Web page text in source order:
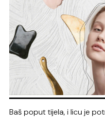
Baš poput tijela, i licu je